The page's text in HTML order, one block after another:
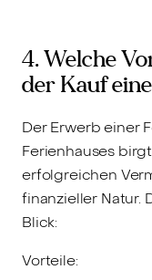
4. Welche
der Kauf
Der Erwerb einer
Ferienhauses
erfolgreichen
finanzieller Natur.
Blick:
Vorteile: